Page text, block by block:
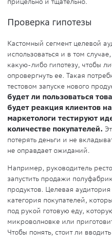
Проверка гипотезы
Кастомный сегмент целевой
использоваться и в том
какую-либо гипотезу, чтобы
опровергнуть ее. Такая
тестовом запуске нового
будет ли пользоваться
будет реакция клиентов
маркетологи тестируют
количестве покупателей.
потерять деньги и не
не оправдает ожиданий.
Например, руководитель
запустить продажи
продуктов. Целевая
категория покупателей,
под рукой готовую еду,
микроволновке или
Чтобы понять, стоит ли